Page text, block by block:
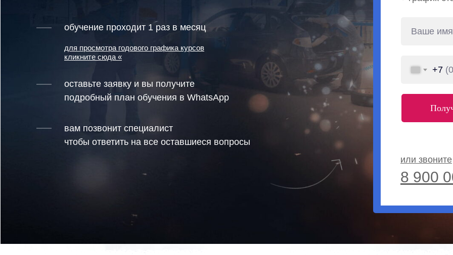
обучение проходит 1 раз в месяц
оставьте заявку и вы получите
подробный план обучения в WhatsApp
вам позвонит специалист
чтобы ответить на все оставшиеся вопросы
или звоните
8 900
+7
для просмотра годового графика курсов
кликните сюда «